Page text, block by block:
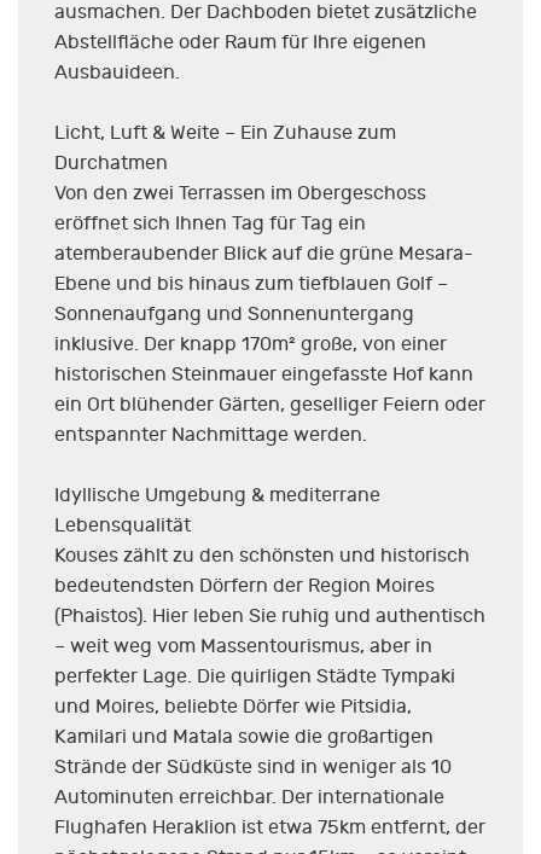
ausmachen. Der Dachboden bietet zusätzliche
Abstellfläche oder Raum für Ihre eigenen
Ausbauideen.
Licht, Luft & Weite – Ein Zuhause zum
Durchatmen
Von den zwei Terrassen im Obergeschoss
eröffnet sich Ihnen Tag für Tag ein
atemberaubender Blick auf die grüne Mesara-
Ebene und bis hinaus zum tiefblauen Golf –
Sonnenaufgang und Sonnenuntergang
inklusive. Der knapp 170m² große, von einer
historischen Steinmauer eingefasste Hof kann
ein Ort blühender Gärten, geselliger Feiern oder
entspannter Nachmittage werden.
Idyllische Umgebung & mediterrane
Lebensqualität
Kouses zählt zu den schönsten und historisch
bedeutendsten Dörfern der Region Moires
(Phaistos). Hier leben Sie ruhig und authentisch
– weit weg vom Massentourismus, aber in
perfekter Lage. Die quirligen Städte Tympaki
und Moires, beliebte Dörfer wie Pitsidia,
Kamilari und Matala sowie die großartigen
Strände der Südküste sind in weniger als 10
Autominuten erreichbar. Der internationale
Flughafen Heraklion ist etwa 75km entfernt, der